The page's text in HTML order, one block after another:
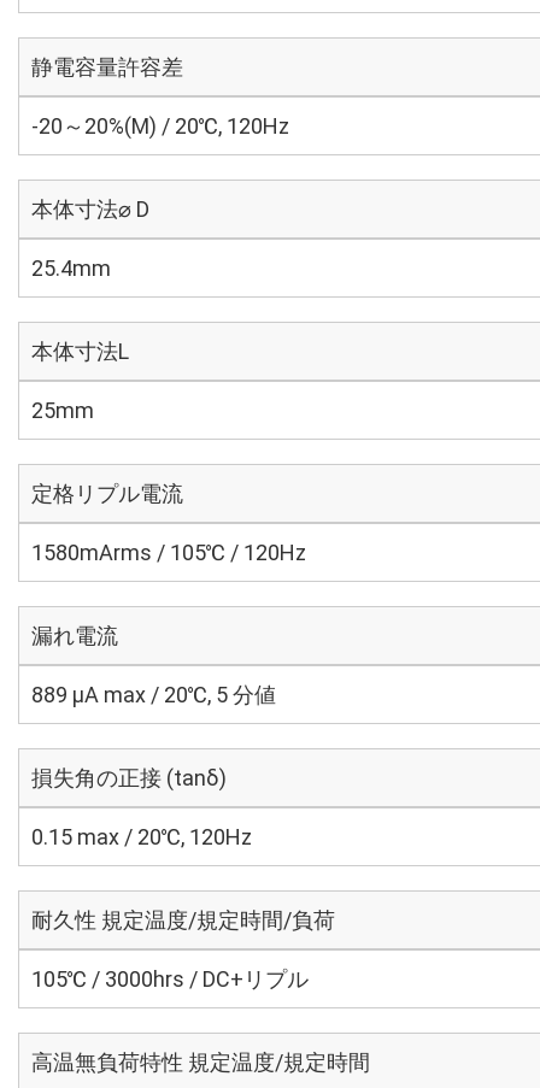
静電容量許容差
-20～20%(M) / 20℃, 120Hz
本体寸法⌀ D
25.4mm
本体寸法L
25mm
定格リプル電流
1580mArms / 105℃ / 120Hz
漏れ電流
889 μA max / 20℃, 5 分値
損失角の正接 (tanδ)
0.15 max / 20℃, 120Hz
耐久性 規定温度/規定時間/負荷
105℃ / 3000hrs / DC+リプル
高温無負荷特性 規定温度/規定時間